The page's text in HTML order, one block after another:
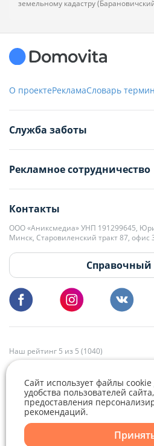
земельному кадастру
О проектеРекламаСловарь
Служба заботы
+375 29 376-13-70
+375 33 376-13-70
editor@domovita.by
Мы принимаем звонки и отвечаем на
18:00.
Рекламное сотрудничество
+375 29 563-15-61 Кристина
kb@domovita.by
+375 29 179-11-28 Владислав
vg@domovita.by
Пишите и звоните нам в будние дни с
Контакты
ООО «Аниксмедиа» УНП 191299645,
Минск, Старовиленский тракт 87, офис
Справочный
Наш рейтинг 5 из 5 (1040)
Сайт использует файлы
удобства пользователей
предоставления
рекомендаций.